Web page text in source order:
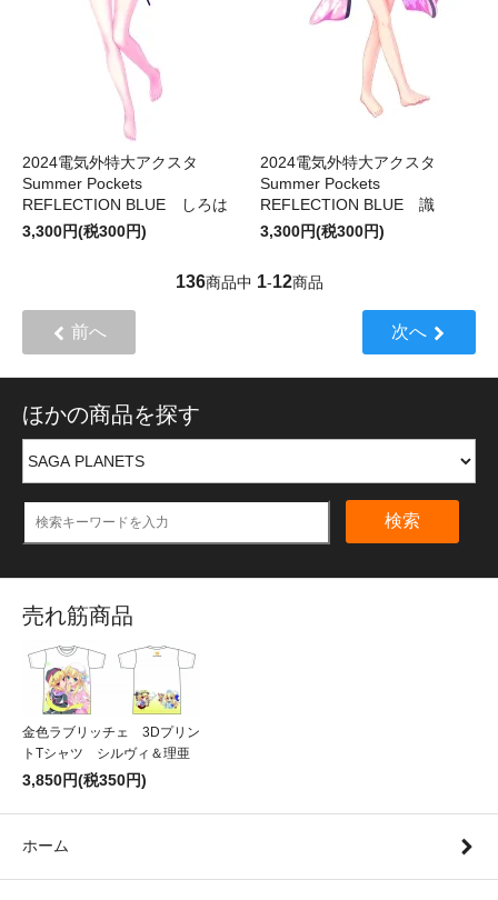
2024電気外特大アクスタ
Summer Pockets
REFLECTION BLUE しろは
3,300円(税300円)
2024電気外特大アクスタ
Summer Pockets
REFLECTION BLUE 識
3,300円(税300円)
136商品中 1-12商品
前へ 次へ
ほかの商品を探す
検索
売れ筋商品
金色ラブリッチェ 3Dプリン
トTシャツ シルヴィ＆理亜
3,850円(税350円)
ホーム